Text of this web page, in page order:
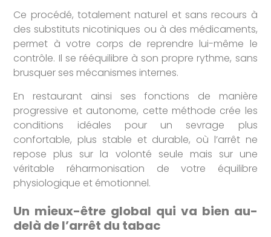
Ce procédé, totalement naturel et sans recours à
des substituts nicotiniques ou à des médicaments,
permet à votre corps de reprendre lui-même le
contrôle. Il se rééquilibre à son propre rythme, sans
brusquer ses mécanismes internes.
En restaurant ainsi ses fonctions de manière
progressive et autonome, cette méthode crée les
conditions idéales pour un sevrage plus
confortable, plus stable et durable, où l’arrêt ne
repose plus sur la volonté seule mais sur une
véritable réharmonisation de votre équilibre
physiologique et émotionnel.
Un mieux-être global qui va bien au-
delà de l’arrêt du tabac